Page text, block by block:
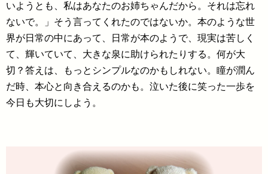
いようとも、私はあなたのお姉ちゃんだから。それは忘れ
ないで。」そう言ってくれたのではないか。本のような世
界が日常の中にあって、日常が本のようで、現実は苦しく
て、輝いていて、大きな泉に助けられたりする。何が大
切？答えは、もっとシンプルなのかもしれない。瞳が潤ん
だ時、本心と向き合えるのかも。泣いた後に笑った一歩を
今日も大切にしよう。